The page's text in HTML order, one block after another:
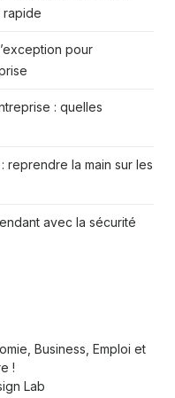
rapide
pour
: quelles
reprendre la main sur les
avec la sécurité
Business, Emploi et
!
Lab